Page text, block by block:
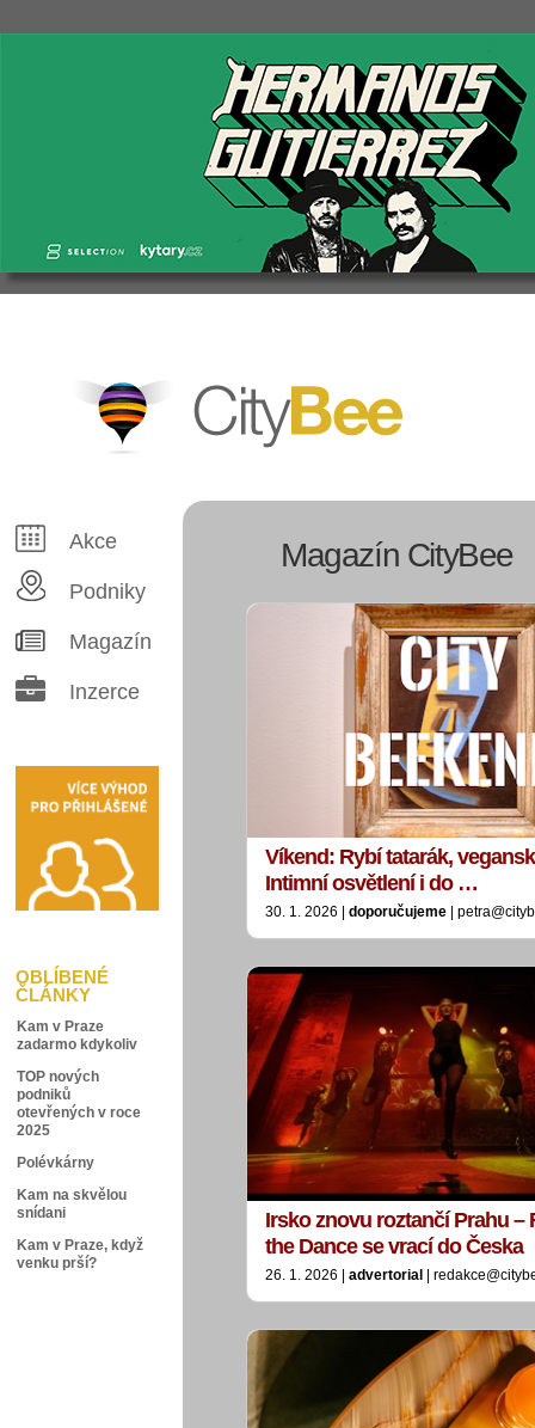
CityBee
Akce
Podniky
Magazín
Inzerce
OBLÍBENÉ
ČLÁNKY
Kam v Praze
zadarmo kdykoliv
TOP nových
podniků
otevřených v roce
2025
Polévkárny
Kam na skvělou
snídani
Kam v Praze, když
venku prší?
Magazín CityBee
Víkend: Rybí tatarák,
Intimní osvětlení i do …
30. 1. 2026 | doporučujeme |
Irsko znovu roztančí Prahu –
the Dance se vrací do Česka
26. 1. 2026 | advertorial |